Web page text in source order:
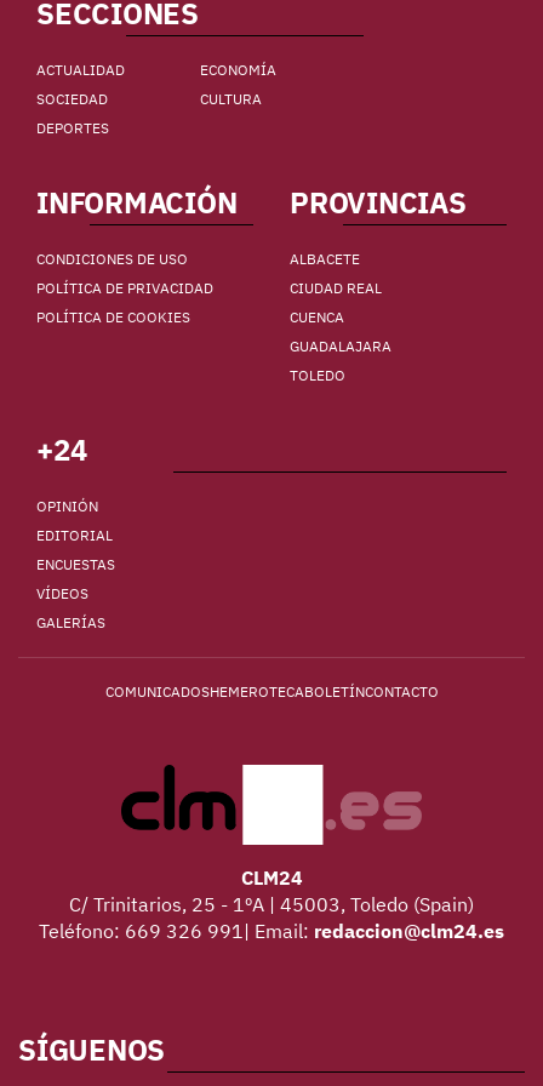
SECCIONES
ACTUALIDAD
ECONOMÍA
SOCIEDAD
CULTURA
DEPORTES
INFORMACIÓN
CONDICIONES DE USO
POLÍTICA DE PRIVACIDAD
POLÍTICA DE COOKIES
PROVINCIAS
ALBACETE
CIUDAD REAL
CUENCA
GUADALAJARA
TOLEDO
+24
OPINIÓN
EDITORIAL
ENCUESTAS
VÍDEOS
GALERÍAS
COMUNICADOSHEMEROTECABOLETÍNCONTACTO
CLM24
C/ Trinitarios, 25 - 1ºA | 45003, Toledo (Spain)
Teléfono: 669 326 991| Email: redaccion@clm24.es
SÍGUENOS